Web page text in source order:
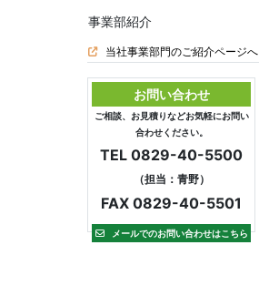
事業部紹介
当社事業部門のご紹介ページへ
お問い合わせ
ご相談、お見積りなどお気軽にお問い
合わせください。
TEL 0829-40-5500
（担当：青野）
FAX 0829-40-5501
メールでのお問い合わせはこちら